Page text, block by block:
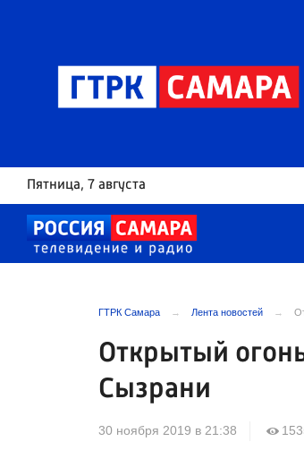
Пятница, 7 августа
ГТРК Самара Лента новостей
Открытый
Сызрани
30 ноября 2019 в 21:38